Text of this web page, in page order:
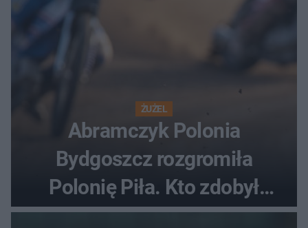
ŻUŻEL
Abramczyk Polonia
Bydgoszcz rozgromiła
Polonię Piła. Kto zdobył
najwięcej punktów?